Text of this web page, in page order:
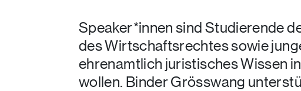
Speaker*innen sind Studierende
des Wirtschaftsrechtes sowie
ehrenamtlich juristisches Wissen
wollen. Binder Grösswang